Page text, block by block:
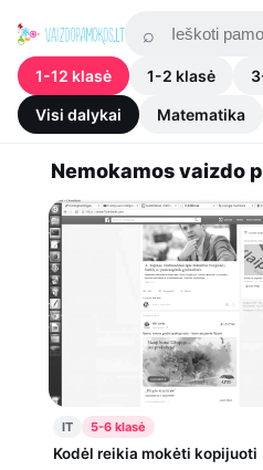
1-12 klasė 1-2 klasė
Visi dalykai Matematika
Nemokamos vaizdo
IT 5-6 klasė
Kodėl reikia mokėti kopijuoti